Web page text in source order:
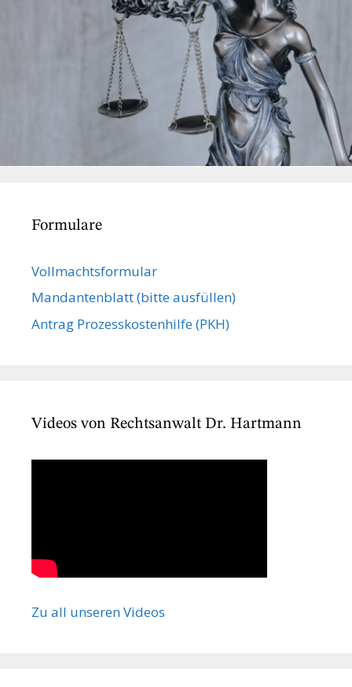
Formulare
Vollmachts­formular
Mandanten­blatt (bitte ausfüllen)
Antrag Prozesskostenhilfe (PKH)
Videos von Rechtsanwalt Dr. Hartmann
Zu all unseren Videos